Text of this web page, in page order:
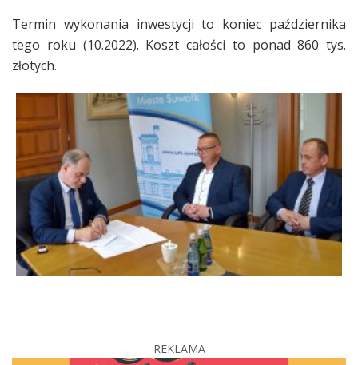
Termin wykonania inwestycji to koniec października
tego roku (10.2022). Koszt całości to ponad 860 tys.
złotych.
REKLAMA